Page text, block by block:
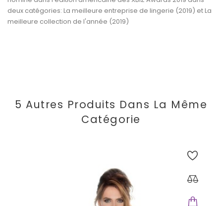
deux catégories: La meilleure entreprise de lingerie (2019) et La
meilleure collection de l'année (2019)
5 Autres Produits Dans La Même
Catégorie